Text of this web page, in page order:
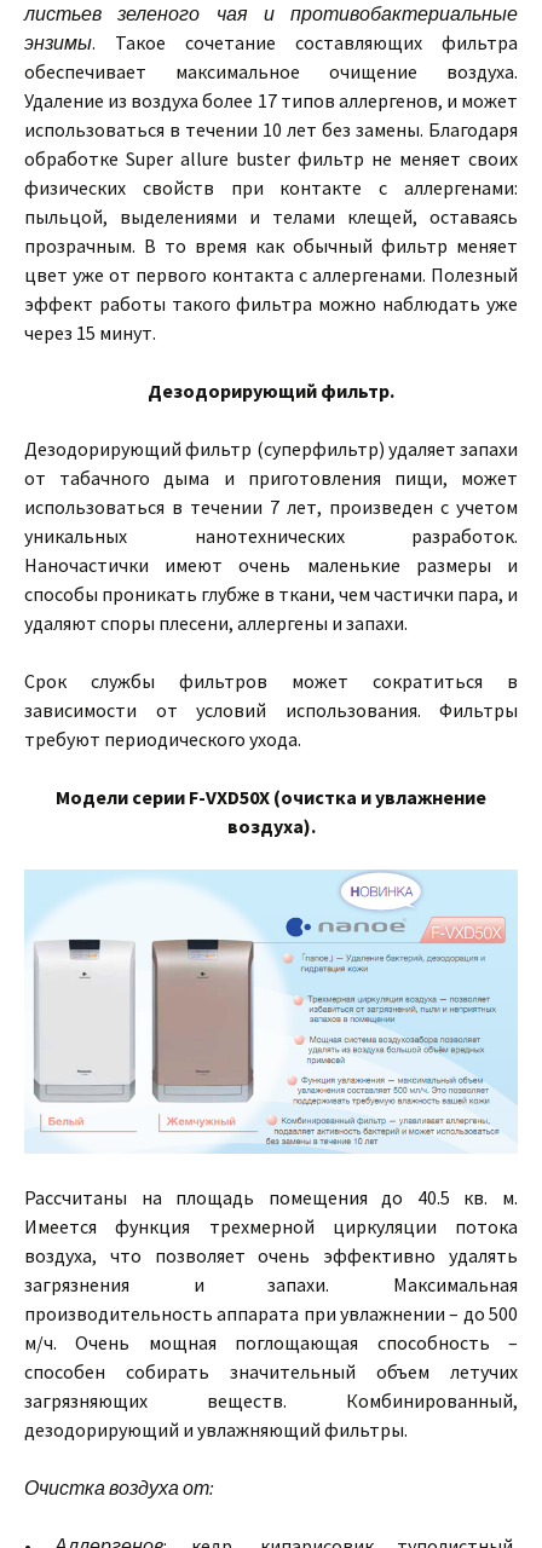
листьев зеленого чая и противобактериальные
энзимы. Такое сочетание составляющих фильтра
обеспечивает максимальное очищение воздуха.
Удаление из воздуха более 17 типов аллергенов, и может
использоваться в течении 10 лет без замены. Благодаря
обработке Super allure buster фильтр не меняет своих
физических свойств при контакте с аллергенами:
пыльцой, выделениями и телами клещей, оставаясь
прозрачным. В то время как обычный фильтр меняет
цвет уже от первого контакта с аллергенами. Полезный
эффект работы такого фильтра можно наблюдать уже
через 15 минут.
Дезодорирующий фильтр.
Дезодорирующий фильтр (суперфильтр) удаляет запахи
от табачного дыма и приготовления пищи, может
использоваться в течении 7 лет, произведен с учетом
уникальных нанотехнических разработок.
Наночастички имеют очень маленькие размеры и
способы проникать глубже в ткани, чем частички пара, и
удаляют споры плесени, аллергены и запахи.
Срок службы фильтров может сократиться в
зависимости от условий использования. Фильтры
требуют периодического ухода.
Модели серии F-VXD50X (очистка и увлажнение
воздуха).
Рассчитаны на площадь помещения до 40.5 кв. м.
Имеется функция трехмерной циркуляции потока
воздуха, что позволяет очень эффективно удалять
загрязнения и запахи. Максимальная
производительность аппарата при увлажнении – до 500
м/ч. Очень мощная поглощающая способность –
способен собирать значительный объем летучих
загрязняющих веществ. Комбинированный,
дезодорирующий и увлажняющий фильтры.
Очистка воздуха от: